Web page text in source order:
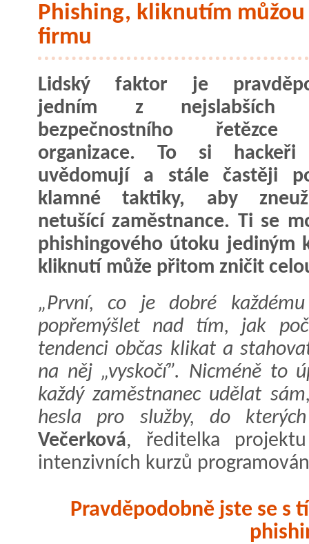
Phishing, kliknutím
firmu
Lidský faktor je
jedním z nejslabších
bezpečnostního řetězce
organizace. To si hackeři
uvědomují a stále častěji
klamné taktiky, aby
netušící zaměstnance. Ti se
phishingového útoku
kliknutí může přitom zničit
„První, co je dobré
popřemýšlet nad tím, jak
tendenci občas klikat a
na něj „vyskočí”. Nicméně to
každý zaměstnanec udělat
hesla pro služby, do
Večerková, ředitelka
intenzivních kurzů
Pravděpodobně jste se s